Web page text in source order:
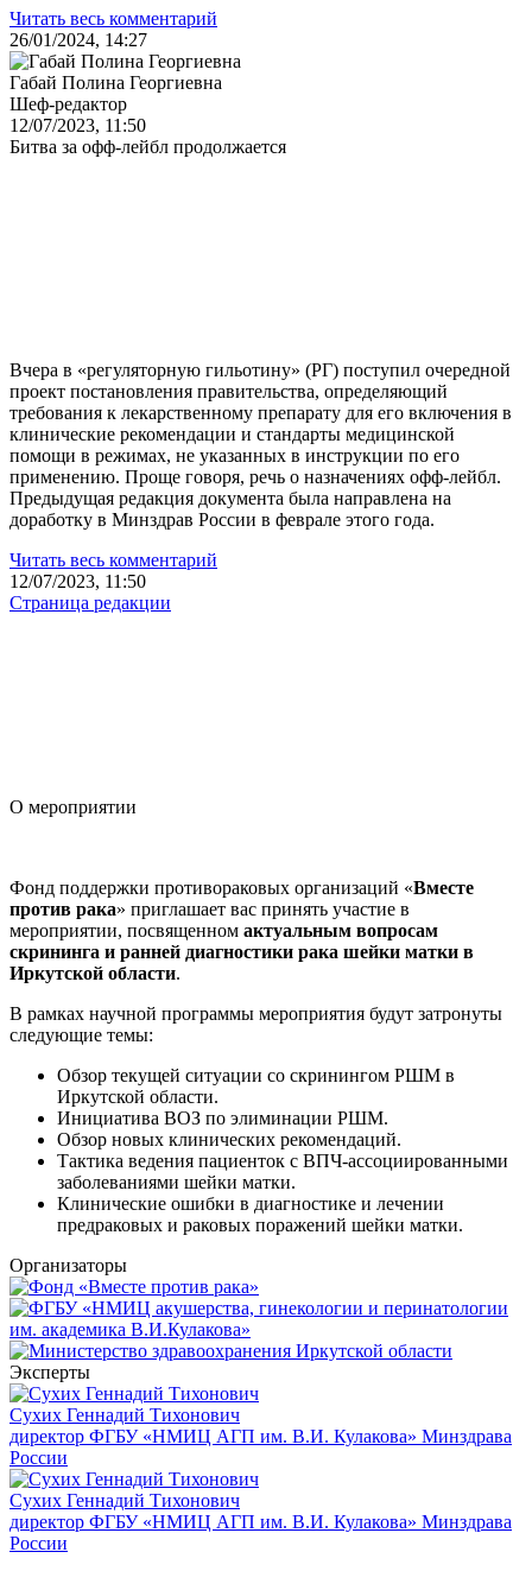
Читать весь комментарий
26/01/2024, 14:27
Габай Полина Георгиевна
Шеф-редактор
12/07/2023, 11:50
Битва за офф-лейбл продолжается
Вчера в «регуляторную гильотину» (РГ) поступил очередной
проект постановления правительства, определяющий
требования к лекарственному препарату для его включения в
клинические рекомендации и стандарты медицинской
помощи в режимах, не указанных в инструкции по его
применению. Проще говоря, речь о назначениях офф-лейбл.
Предыдущая редакция документа была направлена на
доработку в Минздрав России в феврале этого года.
Читать весь комментарий
12/07/2023, 11:50
Страница редакции
О мероприятии
Фонд поддержки противораковых организаций «Вместе
против рака» приглашает вас принять участие в
мероприятии, посвященном актуальным вопросам
скрининга и ранней диагностики рака шейки матки в
Иркутской области.
В рамках научной программы мероприятия будут затронуты
следующие темы:
Обзор текущей ситуации со скринингом РШМ в
Иркутской области.
Инициатива ВОЗ по элиминации РШМ.
Обзор новых клинических рекомендаций.
Тактика ведения пациенток с ВПЧ-ассоциированными
заболеваниями шейки матки.
Клинические ошибки в диагностике и лечении
предраковых и раковых поражений шейки матки.
Организаторы
Эксперты
Сухих Геннадий Тихонович
директор ФГБУ «НМИЦ АГП им. В.И. Кулакова» Минздрава
России
Сухих Геннадий Тихонович
директор ФГБУ «НМИЦ АГП им. В.И. Кулакова» Минздрава
России